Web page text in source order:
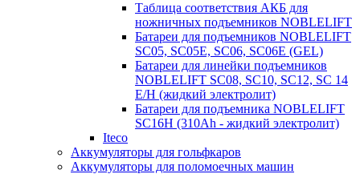
Таблица соответствия АКБ для
ножничных подъемников NOBLELIFT
Батареи для подъемников NOBLELIFT
SC05, SC05E, SC06, SC06E (GEL)
Батареи для линейки подъемников
NOBLELIFT SC08, SC10, SC12, SC 14
E/H (жидкий электролит)
Батареи для подъемника NOBLELIFT
SC16H (310Ah - жидкий электролит)
Iteco
Аккумуляторы для гольфкаров
Аккумуляторы для поломоечных машин